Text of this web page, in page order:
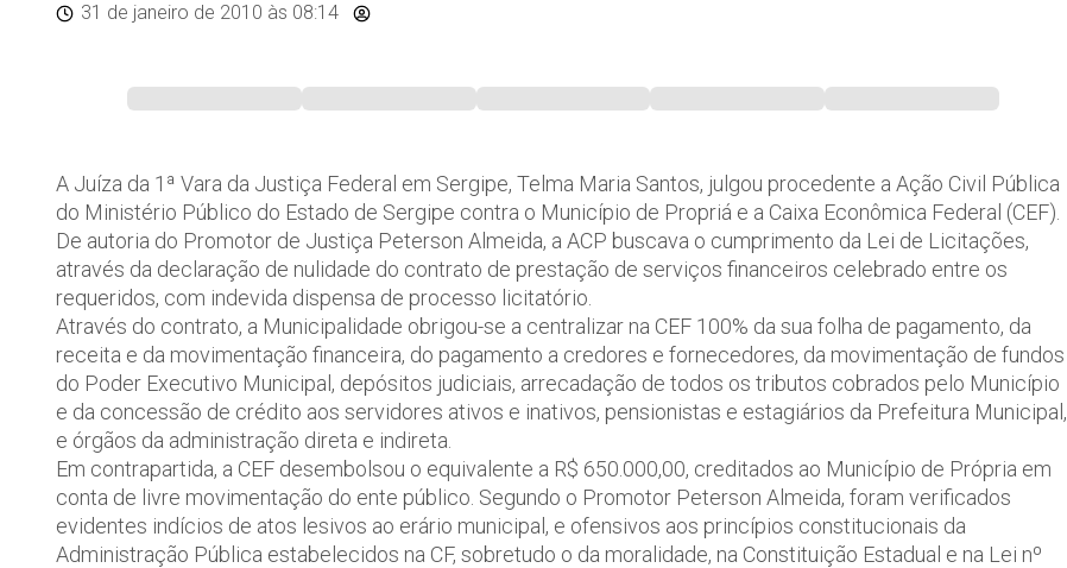
31 de janeiro de 2010 às 08:14
A Juíza da 1ª Vara da Justiça Federal em Sergipe, Telma Maria Santos, julgou procedente a Ação Civil Pública
do Ministério Público do Estado de Sergipe contra o Município de Propriá e a Caixa Econômica Federal (CEF).
De autoria do Promotor de Justiça Peterson Almeida, a ACP buscava o cumprimento da Lei de Licitações,
através da declaração de nulidade do contrato de prestação de serviços financeiros celebrado entre os
requeridos, com indevida dispensa de processo licitatório.
Através do contrato, a Municipalidade obrigou-se a centralizar na CEF 100% da sua folha de pagamento, da
receita e da movimentação financeira, do pagamento a credores e fornecedores, da movimentação de fundos
do Poder Executivo Municipal, depósitos judiciais, arrecadação de todos os tributos cobrados pelo Município
e da concessão de crédito aos servidores ativos e inativos, pensionistas e estagiários da Prefeitura Municipal,
e órgãos da administração direta e indireta.
Em contrapartida, a CEF desembolsou o equivalente a R$ 650.000,00, creditados ao Município de Própria em
conta de livre movimentação do ente público. Segundo o Promotor Peterson Almeida, foram verificados
evidentes indícios de atos lesivos ao erário municipal, e ofensivos aos princípios constitucionais da
Administração Pública estabelecidos na CF, sobretudo o da moralidade, na Constituição Estadual e na Lei nº